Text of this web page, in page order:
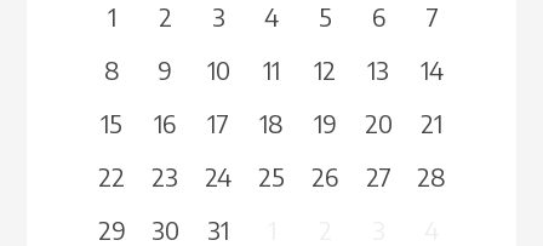
1 2 3 4 5 6
7
8
9 10 11 12 13
14
15
16 17 18 19 20
21
22
23 24 25 26 27
28
29
30 31